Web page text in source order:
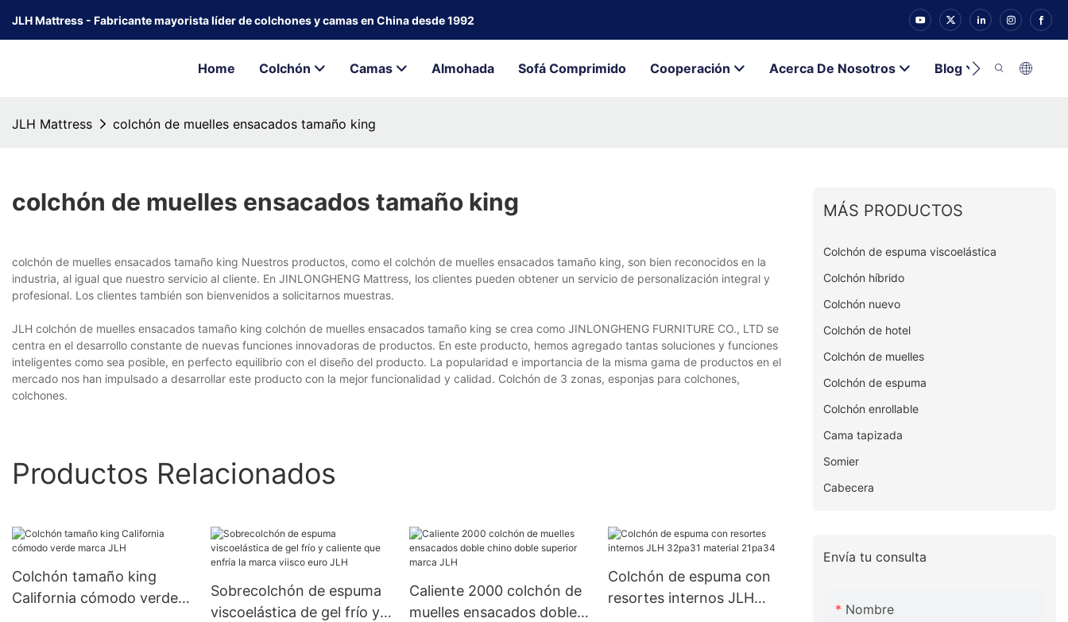
JLH Mattress - Fabricante mayorista líder de colchones y camas en China desde 1992
Home Colchón Camas Almohada Sofá Comprimido Cooperación Acerca De Nosotros Blog Contacto
JLH Mattress colchón de muelles ensacados tamaño king
colchón de muelles ensacados tamaño king
colchón de muelles ensacados tamaño king Nuestros productos, como el colchón de muelles ensacados tamaño king, son bien reconocidos en la
industria, al igual que nuestro servicio al cliente. En JINLONGHENG Mattress, los clientes pueden obtener un servicio de personalización integral y
profesional. Los clientes también son bienvenidos a solicitarnos muestras.
JLH colchón de muelles ensacados tamaño king colchón de muelles ensacados tamaño king se crea como JINLONGHENG FURNITURE CO., LTD se
centra en el desarrollo constante de nuevas funciones innovadoras de productos. En este producto, hemos agregado tantas soluciones y funciones
inteligentes como sea posible, en perfecto equilibrio con el diseño del producto. La popularidad e importancia de la misma gama de productos en el
mercado nos han impulsado a desarrollar este producto con la mejor funcionalidad y calidad. Colchón de 3 zonas, esponjas para colchones,
colchones.
Productos Relacionados
Colchón tamaño king
California cómodo verde
Sobrecolchón de espuma
viscoelástica de gel frío y
Caliente 2000 colchón de
muelles ensacados doble
Colchón de espuma con
resortes internos JLH
MÁS PRODUCTOS
Colchón de espuma viscoelástica
Colchón híbrido
Colchón nuevo
Colchón de hotel
Colchón de muelles
Colchón de espuma
Colchón enrollable
Cama tapizada
Somier
Cabecera
Envía tu consulta
Nombre